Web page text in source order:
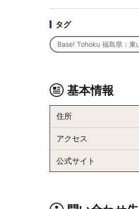
タグ
Base! Tohoku 福島県：東
基本情報
住所
アクセス
公式サイト